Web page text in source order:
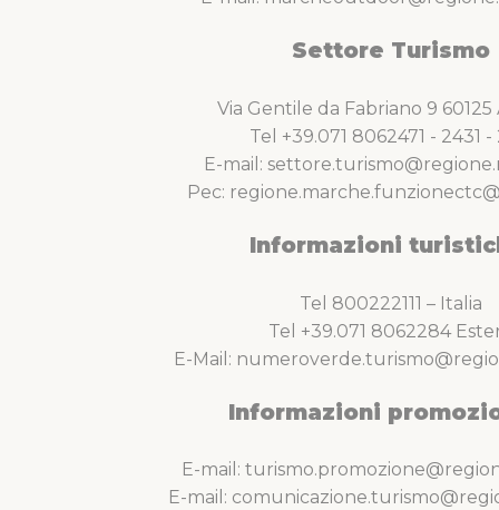
Settore Turismo
Via Gentile da Fabriano 9
Tel +39.071 8062471 - 2431 -
E-mail:
Pec:
Informazioni
Tel 800222111 – Italia
Tel +39.071 8062284
E-Mail:
Informazioni
E-mail:
E-mail: